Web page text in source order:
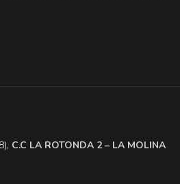
​C.C LA ROTONDA 2 – LA MOLINA